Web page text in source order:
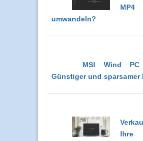
umwandeln?
MSI Wind
Günstiger und sparsamer
Ihre